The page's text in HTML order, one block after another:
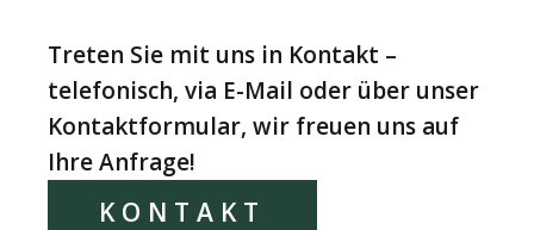
Treten Sie mit uns in Kontakt –
telefonisch, via E-Mail oder über unser
Kontaktformular, wir freuen uns auf
Ihre Anfrage!
KONTAKT